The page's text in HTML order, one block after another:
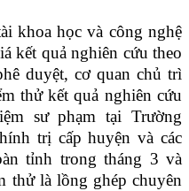
khoa học và công nghệ
kết quả nghiên cứu theo
duyệt, cơ quan chủ trì
thử kết quả nghiên cứu
sư phạm tại Trường
trị cấp huyện và các
tỉnh trong tháng 3 và
thử là lồng ghép chuyên